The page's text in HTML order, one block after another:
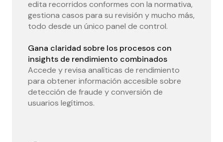
edita recorridos conformes con la normativa,
gestiona casos para su revisión y mucho más,
todo desde un único panel de control.
Gana claridad sobre los procesos con
insights de rendimiento combinados
Accede y revisa analíticas de rendimiento
para obtener información accesible sobre
detección de fraude y conversión de
usuarios legítimos.